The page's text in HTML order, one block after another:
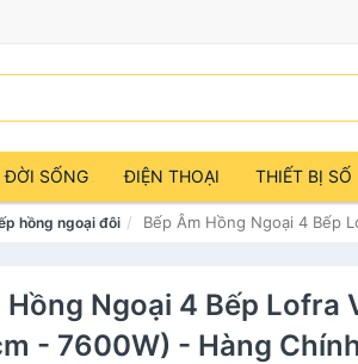
ĐỜI SỐNG ĐIỆN THOẠI THIẾT BỊ SỐ
hồng ngoại đôi Bếp Âm Hồng Ngoại 4 Bếp
Hồng Ngoại 4 Bếp Lofra
- 7600W) - Hàng